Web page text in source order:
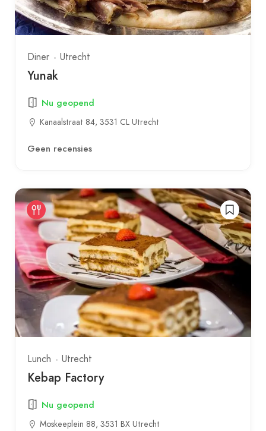
Diner Utrecht
Yunak
Nu geopend
Kanaalstraat 84, 3531 CL Utrecht
Geen recensies
Lunch Utrecht
Kebap Factory
Nu geopend
Moskeeplein 88, 3531 BX Utrecht